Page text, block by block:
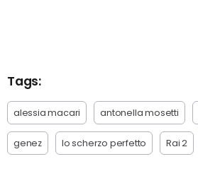
Tags:
alessia macari antonella mosetti
genez lo scherzo perfetto Rai 2